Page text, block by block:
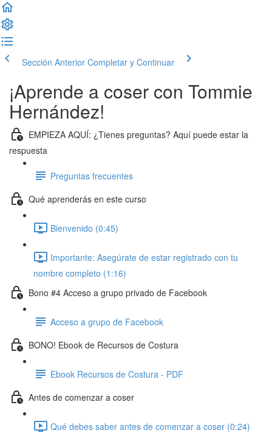
Sección Anterior Completar y Continuar
¡Aprende a coser con Tommie
Hernández!
EMPIEZA AQUÍ: ¿Tienes preguntas? Aquí puede estar la
respuesta
Preguntas frecuentes
Qué aprenderás en este curso
Bienvenido (0:45)
Importante: Asegúrate de estar registrado con tu
nombre completo (1:16)
Bono #4 Acceso a grupo privado de Facebook
Acceso a grupo de Facebook
BONO! Ebook de Recursos de Costura
Ebook Recursos de Costura - PDF
Antes de comenzar a coser
Qué debes saber antes de comenzar a coser (0:24)